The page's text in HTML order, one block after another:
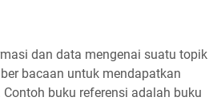
dan data mengenai suatu topik
bacaan untuk mendapatkan
buku referensi adalah buku